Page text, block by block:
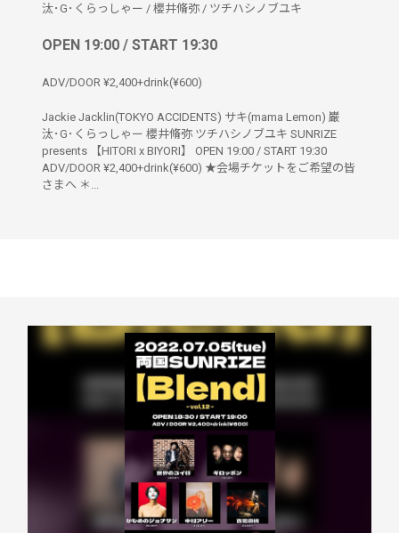
汰･G･くらっしゃー / 櫻井脩弥 / ツチハシノブユキ
OPEN 19:00 / START 19:30
ADV/DOOR ¥2,400+drink(¥600)
Jackie Jacklin(TOKYO ACCIDENTS) サキ(mama Lemon) 巌
汰･G･くらっしゃー 櫻井脩弥 ツチハシノブユキ SUNRIZE
presents 【HITORI x BIYORI】 OPEN 19:00 / START 19:30
ADV/DOOR ¥2,400+drink(¥600) ★会場チケットをご希望の皆
さまへ ＊...